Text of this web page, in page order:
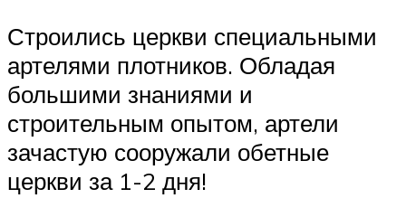
Строились церкви специальными
артелями плотников. Обладая
большими знаниями и
строительным опытом, артели
зачастую сооружали обетные
церкви за 1-2 дня!